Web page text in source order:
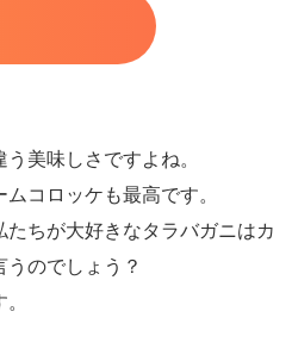
美味しさですよね。
コロッケも最高です。
ちが大好きなタラバガニはカ
のでしょう？